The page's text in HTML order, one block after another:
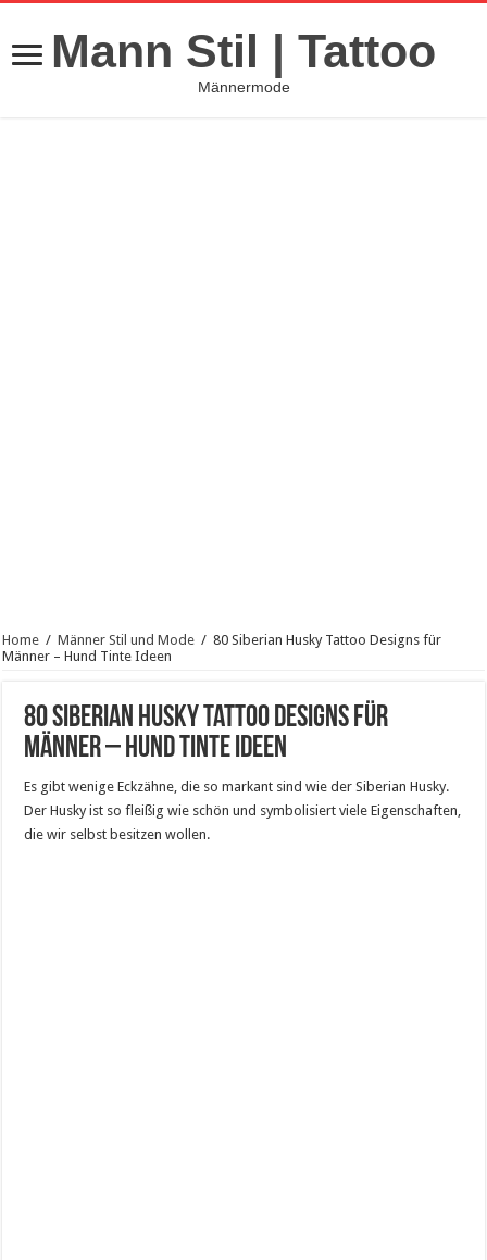
Mann Stil | Tattoo
Männermode
Home / Männer Stil und Mode / 80 Siberian Husky Tattoo Designs für
Männer – Hund Tinte Ideen
80 Siberian Husky Tattoo Designs für
Männer – Hund Tinte Ideen
Es gibt wenige Eckzähne, die so markant sind wie der Siberian Husky.
Der Husky ist so fleißig wie schön und symbolisiert viele Eigenschaften,
die wir selbst besitzen wollen.